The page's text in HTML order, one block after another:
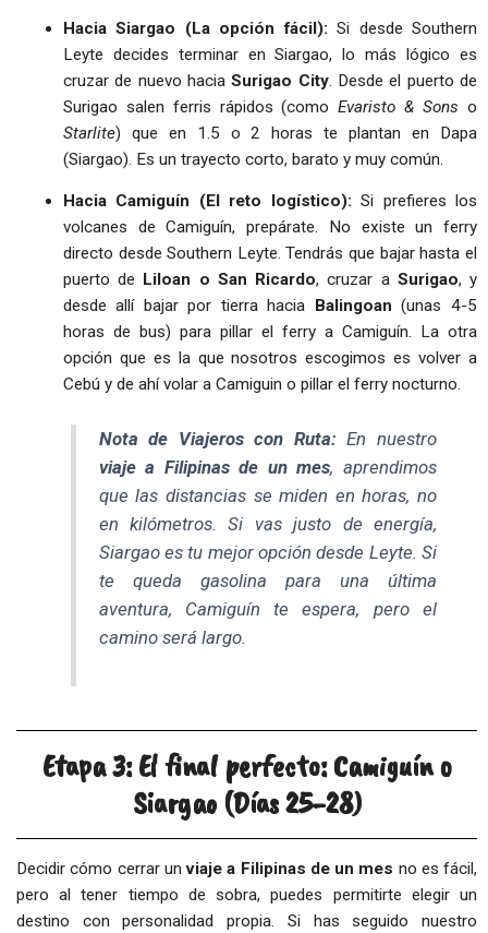
Hacia Siargao (La opción fácil): Si desde Southern
Leyte decides terminar en Siargao, lo más lógico es
cruzar de nuevo haciaSurigao City. Desde el puerto de
Surigao salen ferris rápidos (comoEvaristo & Sons o
Starlite) que en 1.5 o 2 horas te plantan en Dapa
(Siargao). Es un trayecto corto, barato y muy común.
Hacia Camiguín (El reto logístico): Si prefieres los
volcanes de Camiguín, prepárate. No existe un ferry
directo desde Southern Leyte. Tendrás que bajar hasta el
puerto de Liloan o San Ricardo, cruzar a Surigao, y
desde allí bajar por tierra hacia Balingoan (unas 4-5
horas de bus) para pillar el ferry a Camiguín. La otra
opción que es la que nosotros escogimos es volver a
Cebú y de ahí volar a Camiguin o pillar el ferry nocturno.
Nota de Viajeros con Ruta: En nuestro
viaje a Filipinas de un mes, aprendimos
que las distancias se miden en horas, no
en kilómetros. Si vas justo de energía,
Siargao es tu mejor opción desde Leyte. Si
te queda gasolina para una última
aventura, Camiguín te espera, pero el
camino será largo.
Etapa 3: El final perfecto: Camiguín o
Siargao (Días 25-28)
Decidir cómo cerrar unviaje a Filipinas de un mes no es fácil,
pero al tener tiempo de sobra, puedes permitirte elegir un
destino con personalidad propia. Si has seguido nuestro